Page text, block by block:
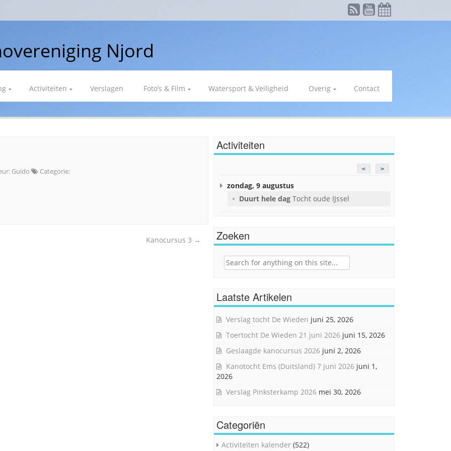
Njord
Activiteiten Verslagen Foto’s & Film Watersport & Veiligheid Overig Contact
Guido Categorie:
Kanocursus 3 →
Activiteiten
< >
zondag, 9 augustus
Duurt hele dag Tocht oude IJssel
Zoeken
Search
Laatste Artikelen
Verslag tocht De Wieden juni 25, 2026
Toertocht De Wieden 21 juni 2026 juni 15, 2026
Geslaagde kanocursus 2026 juni 2, 2026
Kanotocht Ems (Duitsland) 7 juni 2026 juni 1,
2026
Verslag Pinksterkamp 2026 mei 30, 2026
Categoriën
Activiteiten kalender (522)